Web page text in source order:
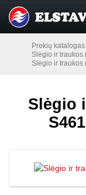
Prekių katalogas
Slėgio ir traukos
Slėgio ir traukos
Slėgio